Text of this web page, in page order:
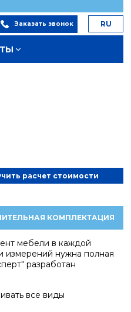
Заказать звонок RU
расчет стоимости
КОМПЛЕКТАЦИЯ
мебели в каждой
измерений нужна полная
разработан
все виды